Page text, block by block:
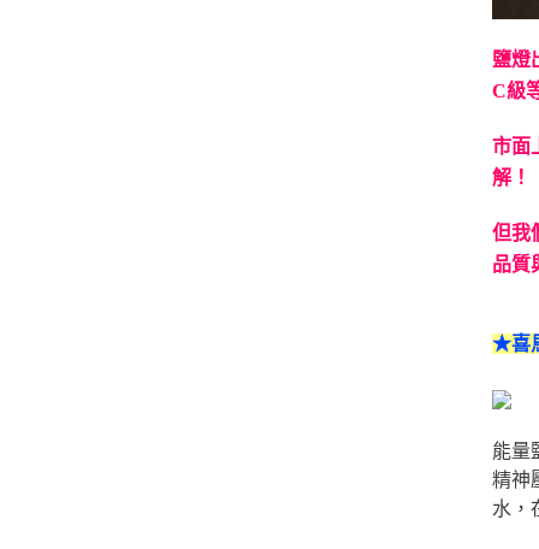
鹽燈
C級
市面
解！
但我
品質
★喜
能量
精神
水，